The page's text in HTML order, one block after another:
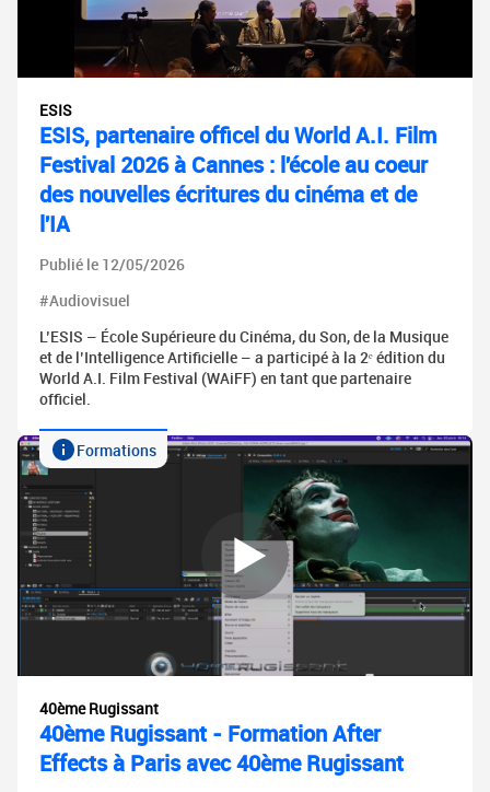
ESIS
ESIS, partenaire officel du World A.I. Film
Festival 2026 à Cannes : l'école au coeur
des nouvelles écritures du cinéma et de
l'IA
Publié le 12/05/2026
#Audiovisuel
L’ESIS – École Supérieure du Cinéma, du Son, de la Musique
et de l’Intelligence Artificielle – a participé à la 2ᵉ édition du
World A.I. Film Festival (WAiFF) en tant que partenaire
officiel.
Formations
40ème Rugissant
40ème Rugissant - Formation After
Effects à Paris avec 40ème Rugissant